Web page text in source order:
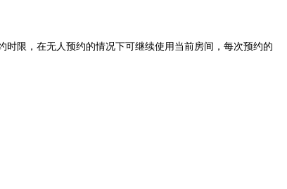
限，在无人预约的情况下可继续使用当前房间，每次预约的